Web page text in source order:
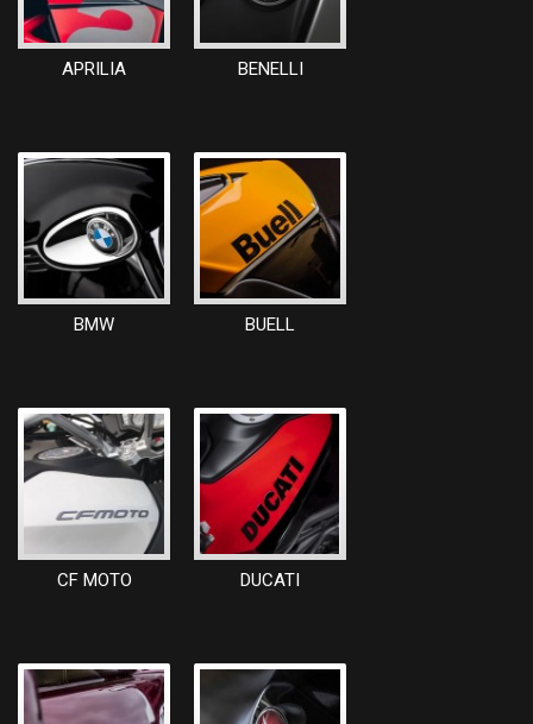
APRILIA BENELLI
BMW BUELL
CF MOTO DUCATI